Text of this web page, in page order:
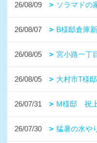
26/08/09 ソラマドの
26/08/07 B様邸倉庫
26/08/05 宮小路一丁
26/08/05 大村市T様
26/07/31 M様邸 祝上
26/07/30 猛暑の水や